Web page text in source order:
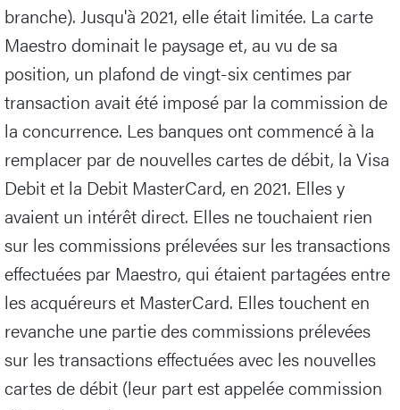
branche). Jusqu'à 2021, elle était limitée. La carte
Maestro dominait le paysage et, au vu de sa
position, un plafond de vingt-six centimes par
transaction avait été imposé par la commission de
la concurrence. Les banques ont commencé à la
remplacer par de nouvelles cartes de débit, la Visa
Debit et la Debit MasterCard, en 2021. Elles y
avaient un intérêt direct. Elles ne touchaient rien
sur les commissions prélevées sur les transactions
effectuées par Maestro, qui étaient partagées entre
les acquéreurs et MasterCard. Elles touchent en
revanche une partie des commissions prélevées
sur les transactions effectuées avec les nouvelles
cartes de débit (leur part est appelée commission